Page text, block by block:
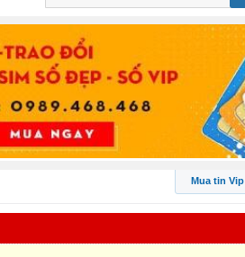
Mua tin Vip